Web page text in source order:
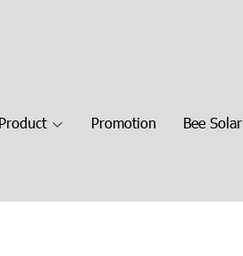
Product Promotion Bee Solar